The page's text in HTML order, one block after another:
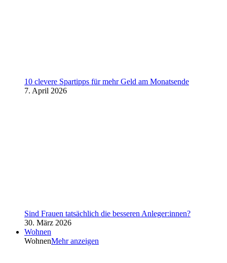
10 clevere Spartipps für mehr Geld am Monatsende
7. April 2026
Sind Frauen tatsächlich die besseren Anleger:innen?
30. März 2026
Wohnen
WohnenMehr anzeigen